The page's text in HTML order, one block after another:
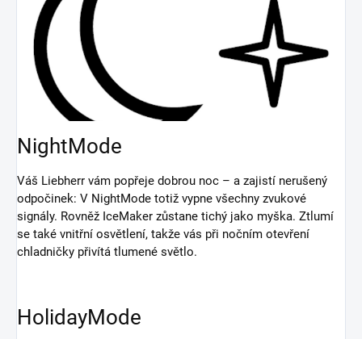
NightMode
Váš Liebherr vám popřeje dobrou noc – a zajistí nerušený
odpočinek: V NightMode totiž vypne všechny zvukové
signály. Rovněž IceMaker zůstane tichý jako myška. Ztlumí
se také vnitřní osvětlení, takže vás při nočním otevření
chladničky přivítá tlumené světlo.
HolidayMode